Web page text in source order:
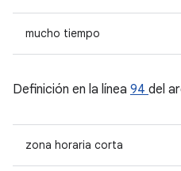
mucho tiempo
Definición en la línea 94 del
zona horaria corta